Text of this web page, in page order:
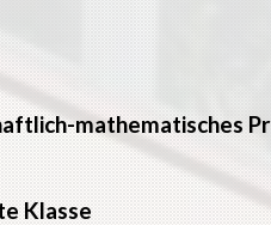
mathematisches
Klasse